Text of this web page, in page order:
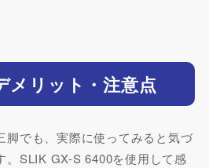
メリット・注意点
脚でも、実際に使ってみると気づ
。SLIK GX-S 6400を使用して感